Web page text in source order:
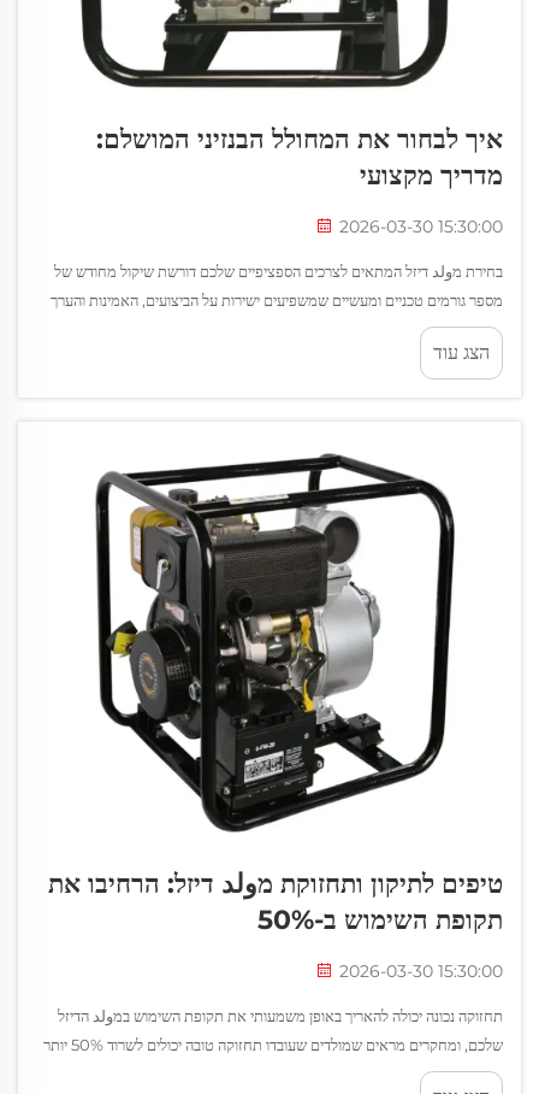
איך לבחור את המחולל הבנזיני המושלם:
מדריך מקצועי
2026-03-30 15:30:00
בחירת מولد דיזל המתאים לצרכים הספציפיים שלכם דורשת שיקול מחודש של
מספר גורמים טכניים ומעשיים שמשפיעים ישירות על הביצועים, האמינות והערך
לטווח הארוך. הבנת הדרך לבחירת המولد האידיאלי...
הצג עוד
טיפים לתיקון ותחזוקת מولد דיזל: הרחיבו את
תקופת השימוש ב-50%
2026-03-30 15:30:00
תחזוקה נכונה יכולה להאריך באופן משמעותי את תקופת השימוש במولد הדיזל
שלכם, ומחקרים מראים שמולדים שעובדו תחזוקה טובה יכולים לשרוד 50% יותר
מאשר מולדים שלא עברו תחזוקה. תחזוקה רגילה לא רק מונעת תקלות יקרות,